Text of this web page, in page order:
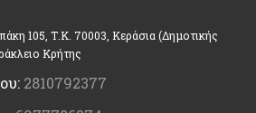
105, Τ.Κ. 70003, Κεράσια (Δημοτικής
Κρήτης
2810792377